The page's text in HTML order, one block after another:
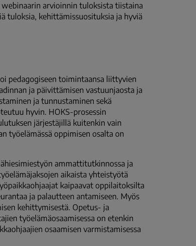
arvioinnin tuloksista tiistaina
tuloksia, kehittämissuosituksia ja hyviä
pedagogiseen toimintaansa liittyvien
ja päivittämisen vastuunjaosta ja
ja tunnustaminen sekä
hyvin. HOKS-prosessin
järjestäjillä kuitenkin vain
työelämässä oppimisen osalta on
ammattitutkinnossa ja
aikaista yhteistyötä
kaipaavat oppilaitoksilta
ja palautteen antamiseen. Myös
kehittymisestä. Opetus- ja
työelämäosaamisessa on etenkin
osaamisen varmistamisessa